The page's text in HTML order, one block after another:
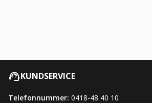
KUNDSERVICE
Telefonnummer: 0418-48 40 10